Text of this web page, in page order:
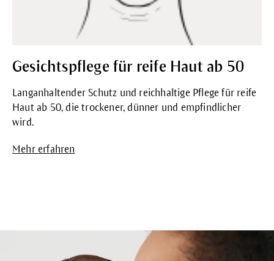
Gesichtspflege für reife Haut ab 50
Langanhaltender Schutz und reichhaltige Pflege für reife
Haut ab 50, die trockener, dünner und empfindlicher
wird.
Mehr erfahren